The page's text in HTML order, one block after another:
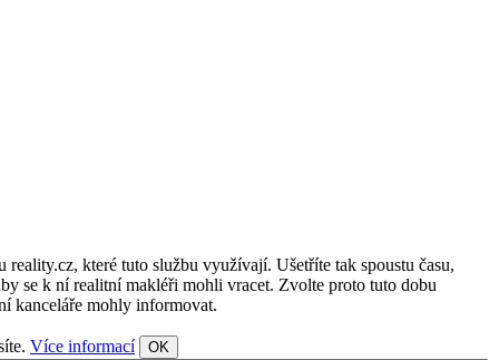
které tuto službu využívají. Ušetříte tak spoustu času,
se k ní realitní makléři mohli vracet. Zvolte proto tuto dobu
kanceláře mohly informovat.
Více informací OK